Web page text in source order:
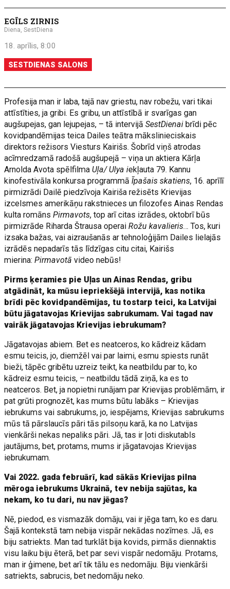
EGĪLS ZIRNIS
Diena, SestDiena
18. aprīlis, 8:00
SESTDIENAS SALONS
Profesija man ir laba, tajā nav griestu, nav robežu, vari tikai
attīstīties, ja gribi. Es gribu, un attīstībā ir svarīgas gan
augšupejas, gan lejupejas, – tā intervijāSestDienaibrīdi pēc
kovidpandēmijas teica Dailes teātra mākslinieciskais
direktors režisors Viesturs Kairišs. Šobrīd viņš atrodas
acīmredzamā radošā augšupejā – viņa un aktiera Kārļa
Arnolda Avota spēlfilma Uļa/ Ulya iekļauta 79. Kannu
kinofestivāla konkursa programmāĪpašais skatiens, 16. aprīlī
pirmizrādi Dailē piedzīvoja Kairiša režisēts Krievijas
izcelsmes amerikāņu rakstnieces un filozofes Ainas Rendas
kulta romānsPirmavots, top arī citas izrādes, oktobrī būs
pirmizrāde Riharda Štrausa operaiRožu kavalieris… Tos, kuri
izsaka bažas, vai aizraušanās ar tehnoloģijām Dailes lielajās
izrādēs nepadarīs tās līdzīgas citu citai, Kairišs
mierina:Pirmavotāvideo nebūs!
Pirms ķeramies pie Uļas un Ainas Rendas, gribu
atgādināt, ka mūsu iepriekšējā intervijā, kas notika
brīdi pēc kovidpandēmijas, tu tostarp teici, ka Latvijai
būtu jāgatavojas Krievijas sabrukumam. Vai tagad nav
vairāk jāgatavojas Krievijas iebrukumam?
Jāgatavojas abiem. Bet es neatceros, ko kādreiz kādam
esmu teicis, jo, diemžēl vai par laimi, esmu spiests runāt
bieži, tāpēc gribētu uzreiz teikt, ka neatbildu par to, ko
kādreiz esmu teicis, – neatbildu tādā ziņā, ka es to
neatceros. Bet, ja nopietni runājam par Krievijas problēmām, ir
pat grūti prognozēt, kas mums būtu labāks – Krievijas
iebrukums vai sabrukums, jo, iespējams, Krievijas sabrukums
mūs tā pārslaucīs pāri tās pilsoņu karā, ka no Latvijas
vienkārši nekas nepaliks pāri. Jā, tas ir ļoti diskutabls
jautājums, bet, protams, mums ir jāgatavojas Krievijas
iebrukumam.
Vai 2022. gada februārī, kad sākās Krievijas pilna
mēroga iebrukums Ukrainā, tev nebija sajūtas, ka
nekam, ko tu dari, nu nav jēgas?
Nē, piedod, es vismazāk domāju, vai ir jēga tam, ko es daru.
Šajā kontekstā tam nebija vispār nekādas nozīmes. Jā, es
biju satriekts. Man tad turklāt bija kovids, pirmās diennaktis
visu laiku biju ēterā, bet par sevi vispār nedomāju. Protams,
man ir ģimene, bet arī tik tālu es nedomāju. Biju vienkārši
satriekts, sabrucis, bet nedomāju neko.